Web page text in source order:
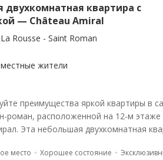
двухкомнатная квартира с
— Château Amiral
Rousse - Saint Roman
жители
преимущества яркой квартиры в
роман, расположенной на 12-м этаже
Эта небольшая двухкомнатная
комфорт и к...
место Хорошее состояние